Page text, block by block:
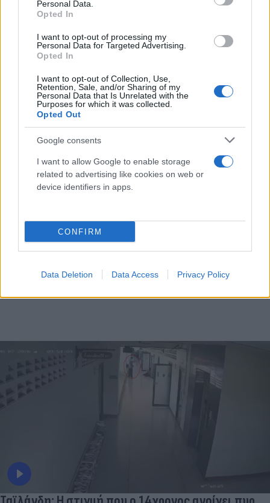
Personal Data.
Opted In
I want to opt-out of processing my
Personal Data for Targeted Advertising.
Opted In
I want to opt-out of Collection, Use,
Retention, Sale, and/or Sharing of my
Personal Data that Is Unrelated with the
Purposes for which it was collected.
Opted Out
Google consents
I want to allow Google to enable storage
related to advertising like cookies on web or
device identifiers in apps.
CONFIRM
Data Deletion Data Access Privacy Policy
Σε επιφυλακή ο κρατικός μηχανισμός για
νέο κύμα ισχυρών ανέμων - Συνεδρίασε η
Επιτροπή Κινδύνου